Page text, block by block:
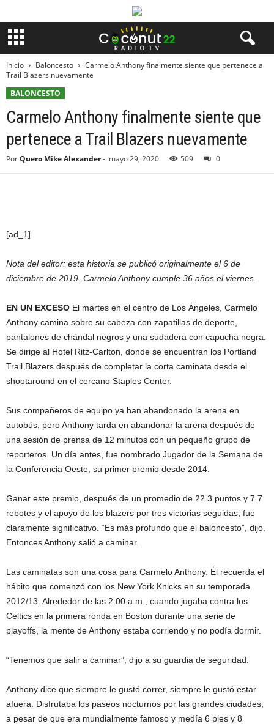
Inicio Baloncesto
Carmelo Anthony finalmente siente que pertenece a
Trail Blazers nuevamente
BALONCESTO
Carmelo Anthony finalmente siente que
pertenece a Trail Blazers nuevamente
PorQuero Mike Alexander- mayo 29, 2020 509 0
[ad_1]
Nota del editor: esta historia se publicó originalmente el 6 de
diciembre de 2019. Carmelo Anthony cumple 36 años el viernes.
EN UN EXCESO El martes en el centro de Los Ángeles, Carmelo
Anthony camina sobre su cabeza con zapatillas de deporte,
pantalones de chándal negros y una sudadera con capucha negra.
Se dirige al Hotel Ritz-Carlton, donde se encuentran los Portland
Trail Blazers después de completar la corta caminata desde el
shootaround en el cercano Staples Center.
Sus compañeros de equipo ya han abandonado la arena en
autobús, pero Anthony tarda en abandonar la arena después de
una sesión de prensa de 12 minutos con un pequeño grupo de
reporteros. Un día antes, fue nombrado Jugador de la Semana de
la Conferencia Oeste, su primer premio desde 2014.
Ganar este premio, después de un promedio de 22.3 puntos y 7.7
rebotes y el apoyo de los blazers por tres victorias seguidas, fue
claramente significativo. “Es más profundo que el baloncesto”, dijo.
Entonces Anthony salió a caminar.
Las caminatas son una cosa para Carmelo Anthony. Él recuerda el
hábito que comenzó con los New York Knicks en su temporada
2012/13. Alrededor de las 2:00 a.m., cuando jugaba contra los
Celtics en la primera ronda en Boston durante una serie de
playoffs, la mente de Anthony estaba corriendo y no podía dormir.
“Tenemos que salir a caminar”, dijo a su guardia de seguridad.
Anthony dice que siempre le gustó correr, siempre le gustó estar
afuera. Disfrutaba los paseos nocturnos por las grandes ciudades,
a pesar de que era mundialmente famoso y medía 6 pies y 8